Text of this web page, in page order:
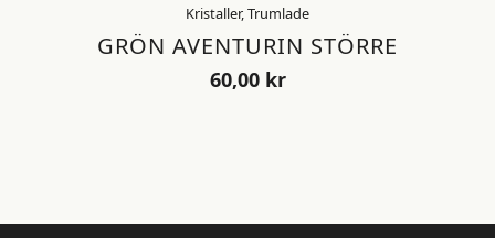
Kristaller, Trumlade
GRÖN AVENTURIN STÖRRE
60,00 kr